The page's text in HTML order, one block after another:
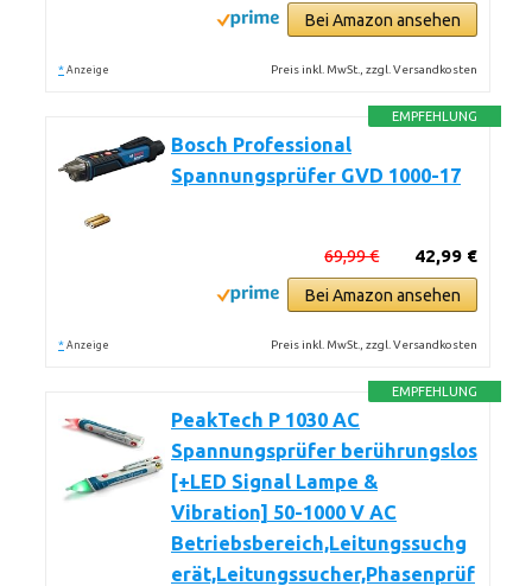
Bei Amazon ansehen
* Anzeige Preis inkl. MwSt., zzgl. Versandkosten
EMPFEHLUNG
Bosch Professional
Spannungsprüfer GVD 1000-17
42,99 €
69,99 €
Bei Amazon ansehen
* Anzeige Preis inkl. MwSt., zzgl. Versandkosten
EMPFEHLUNG
PeakTech P 1030 AC
Spannungsprüfer berührungslos
[+LED Signal Lampe &
Vibration] 50-1000 V AC
Betriebsbereich,Leitungssuchg
erät,Leitungssucher,Phasenprüf